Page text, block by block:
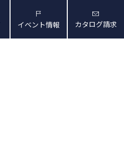
イベント情報 カタログ請求